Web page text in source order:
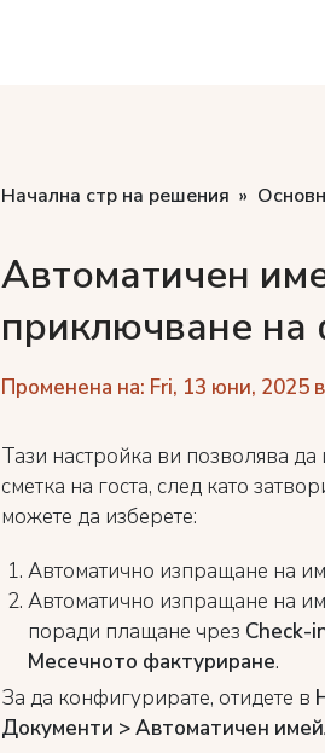
Начална стр на решения
Автоматичен
приключване на
Променена на: Fri, 13 юни, 2025
Тази настройка ви позволява
сметка на госта, след като
можете да изберете:
Автоматично изпращане на
Автоматично изпращане на
поради плащане чрез Check-
Месечното фактуриране.
За да конфигурирате, отидете в
Документи > Автоматичен